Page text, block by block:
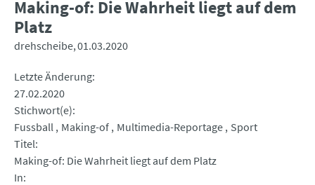
Making-of: Die Wahrheit liegt auf dem
Platz
drehscheibe 01.03.2020
Letzte Änderung
27.02.2020
Stichwort(e)
Fussball Making-of Multimedia-Reportage Sport
Titel
Making-of: Die Wahrheit liegt auf dem Platz
In